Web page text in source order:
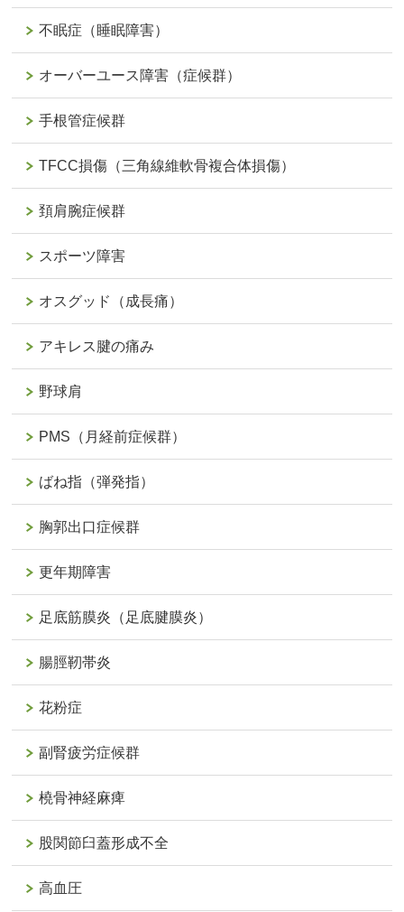
不眠症（睡眠障害）
オーバーユース障害（症候群）
手根管症候群
TFCC損傷（三角線維軟骨複合体損傷）
頚肩腕症候群
スポーツ障害
オスグッド（成長痛）
アキレス腱の痛み
野球肩
PMS（月経前症候群）
ばね指（弾発指）
胸郭出口症候群
更年期障害
足底筋膜炎（足底腱膜炎）
腸脛靭帯炎
花粉症
副腎疲労症候群
橈骨神経麻痺
股関節臼蓋形成不全
高血圧